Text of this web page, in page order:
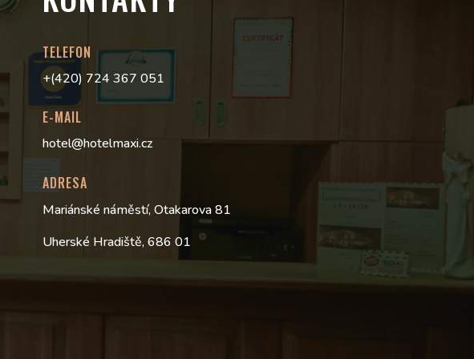
TELEFON
+(420) 724 367 051
E-MAIL
hotel@hotelmaxi.cz
ADRESA
Mariánské náměstí, Otakarova 81
Uherské Hradiště, 686 01